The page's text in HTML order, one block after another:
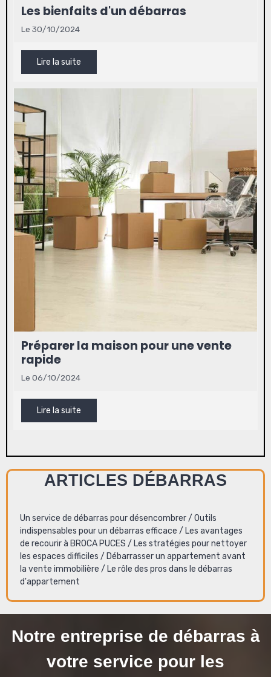
Les bienfaits d'un débarras
Le 30/10/2024
Lire la suite
Préparer la maison pour une vente
rapide
Le 06/10/2024
Lire la suite
ARTICLES DÉBARRAS
Un service de débarras pour désencombrer/ Outils
indispensables pour un débarras efficace / Les avantages
de recourir à BROCA PUCES / Les stratégies pour nettoyer
les espaces difficiles / Débarrasser un appartement avant
la vente immobilière / Le rôle des pros dans le débarras
d'appartement
Notre entreprise de débarras à
votre service pour les